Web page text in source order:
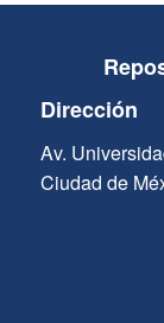
Dirección
Av.
Ciudad de